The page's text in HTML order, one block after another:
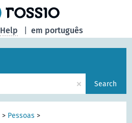
em português
Help
× Search
> Pessoas >